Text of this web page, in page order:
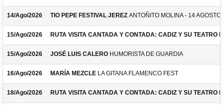
14/Ago/2026 TIO PEPE FESTIVAL JEREZ ANTOÑITO MOLINA - 14 AGOSTO
15/Ago/2026 RUTA VISITA CANTADA Y CONTADA: CADIZ Y SU TEATRO
15/Ago/2026 JOSÉ LUIS CALERO HUMORISTA DE GUARDIA
16/Ago/2026 MARÍA MEZCLE LA GITANA FLAMENCO FEST
18/Ago/2026 RUTA VISITA CANTADA Y CONTADA: CADIZ Y SU TEATRO